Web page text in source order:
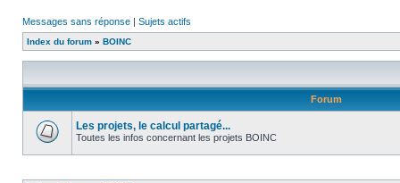
Messages sans réponse | Sujets actifs
Index du forum » BOINC
Forum
message
Les projets, le calcul partagé...
Toutes les infos concernant les projets BOINC